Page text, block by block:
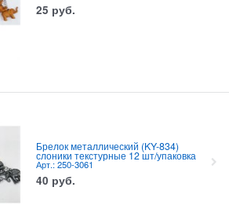
25 руб.
Брелок металлический (KY-834)
слоники текстурные 12 шт/упаковка
Арт.: 250-3061
40 руб.